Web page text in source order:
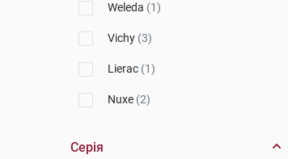
Weleda (1)
Vichy (3)
Lierac (1)
Nuxe (2)
Серія